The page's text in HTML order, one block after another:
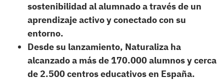
sostenibilidad al alumnado a través de un
aprendizaje activo y conectado con su
entorno.
Desde su lanzamiento, Naturaliza ha
alcanzado a más de 170.000 alumnos y cerca
de 2.500 centros educativos en España.